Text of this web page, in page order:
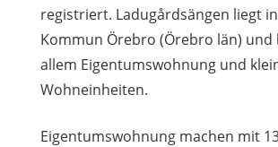
registriert. Ladugårdsängen liegt
Kommun Örebro (Örebro län)
allem Eigentumswohnung und
Wohneinheiten.
Eigentumswohnung machen mit